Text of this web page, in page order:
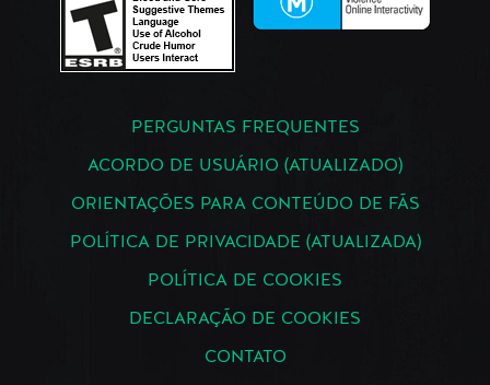
PERGUNTAS FREQUENTES
ACORDO DE USUÁRIO (ATUALIZADO)
ORIENTAÇÕES PARA CONTEÚDO DE FÃS
POLÍTICA DE PRIVACIDADE (ATUALIZADA)
POLÍTICA DE COOKIES
DECLARAÇÃO DE COOKIES
CONTATO